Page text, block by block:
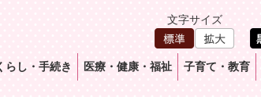
文字サイズ
らし・手続き 医療・健康・福祉 子育て・教育